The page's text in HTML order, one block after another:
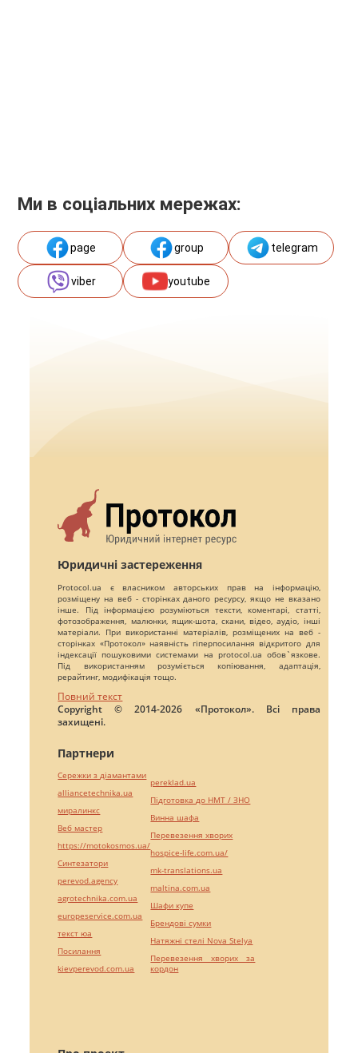
Ми в соціальних мережах:
page group telegram
viber youtube
Юридичні застереження
Protocol.ua є власником авторських прав на інформацію,
розміщену на веб - сторінках даного ресурсу, якщо не вказано
інше. Під інформацією розуміються тексти, коментарі, статті,
фотозображення, малюнки, ящик-шота, скани, відео, аудіо, інші
матеріали. При використанні матеріалів, розміщених на веб -
сторінках «Протокол» наявність гіперпосилання відкритого для
індексації пошуковими системами на protocol.ua обов`язкове.
Під використанням розуміється копіювання, адаптація,
рерайтинг, модифікація тощо.
Повний текст
Copyright © 2014-2026 «Протокол». Всі права
захищені.
Партнери
Сережки з діамантами
alliancetechnika.ua
миралинкс
Веб мастер
https://motokosmos.ua/
Синтезатори
perevod.agency
agrotechnika.com.ua
europeservice.com.ua
текст юа
Посилання
kievperevod.com.ua
pereklad.ua
Підготовка до НМТ / ЗНО
Винна шафа
Перевезення хворих
hospice-life.com.ua/
mk-translations.ua
maltina.com.ua
Шафи купе
Брендові сумки
Натяжні стелі Nova Stelya
Перевезення хворих за
кордон